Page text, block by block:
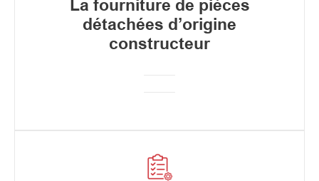
La fourniture de pièces
détachées d’origine
constructeur